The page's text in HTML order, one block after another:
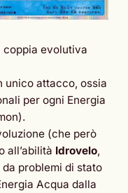
coppia evolutiva
unico attacco, ossia
per ogni Energia
(che però
all’abilità Idrovelo,
problemi di stato
Acqua dalla